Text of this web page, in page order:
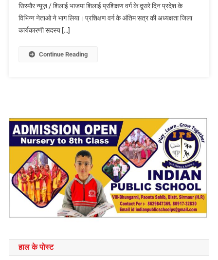
सिरमौर न्यूज़ / शिलाई भाजपा शिलाई प्रशिक्षण वर्ग के दूसरे दिन प्रदेश के
विभिन्न नेताओ ने भाग लिया। प्रशिक्षण वर्ग के अंतिम सत्र की अध्यक्षता जिला
कार्यकारणी सदस्य […]
Continue Reading
हाल के पोस्ट